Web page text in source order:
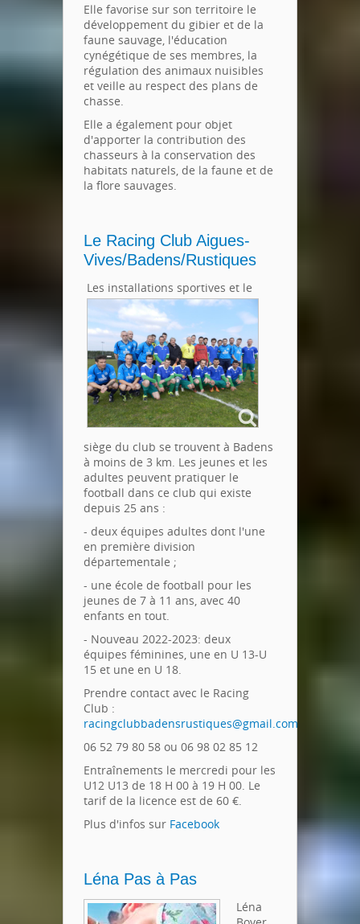
Elle favorise sur son territoire le
développement du gibier et de la
faune sauvage, l'éducation
cynégétique de ses membres, la
régulation des animaux nuisibles
et veille au respect des plans de
chasse.
Elle a également pour objet
d'apporter la contribution des
chasseurs à la conservation des
habitats naturels, de la faune et de
la flore sauvages.
Le Racing Club Aigues-
Vives/Badens/Rustiques
Les installations sportives et le
siège du club se trouvent à Badens
à moins de 3 km. Les jeunes et les
adultes peuvent pratiquer le
football dans ce club qui existe
depuis 25 ans :
- deux équipes adultes dont l'une
en première division
départementale ;
- une école de football pour les
jeunes de 7 à 11 ans, avec 40
enfants en tout.
- Nouveau 2022-2023: deux
équipes féminines, une en U 13-U
15 et une en U 18.
Prendre contact avec le Racing
Club :
racingclubbadensrustiques@gmail.com
06 52 79 80 58 ou 06 98 02 85 12
Entraînements le mercredi pour les
U12 U13 de 18 H 00 à 19 H 00. Le
tarif de la licence est de 60 €.
Plus d'infos sur Facebook
Léna Pas à Pas
Léna